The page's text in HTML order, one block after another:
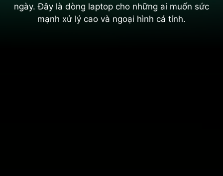
ngày. Đây là dòng laptop cho những ai muốn sức
mạnh xử lý cao và ngoại hình cá tính.